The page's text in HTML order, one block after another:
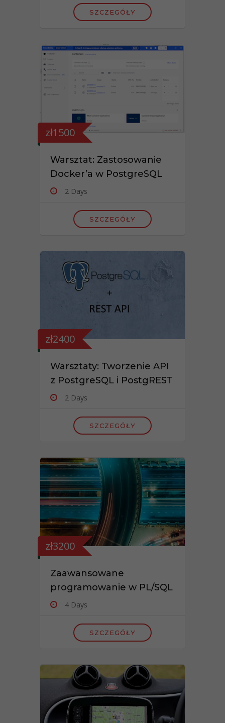
SZCZEGÓŁY
zł1500
Warsztat: Zastosowanie
Docker’a w PostgreSQL
2 Days
SZCZEGÓŁY
zł2400
Warsztaty: Tworzenie API
z PostgreSQL i PostgREST
2 Days
SZCZEGÓŁY
zł3200
Zaawansowane
programowanie w PL/SQL
4 Days
SZCZEGÓŁY